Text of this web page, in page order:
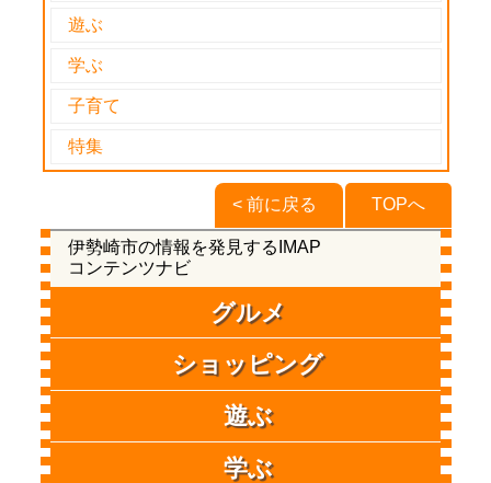
遊ぶ
学ぶ
子育て
特集
TOPへ
< 前に戻る
伊勢崎市の情報を発見するIMAP
コンテンツナビ
グルメ
ショッピング
遊ぶ
学ぶ